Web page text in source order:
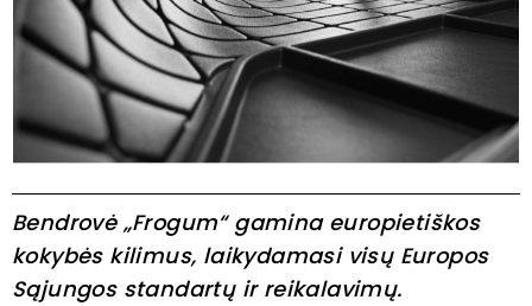
Bendrovė „Frogum“ gamina europietiškos
kokybės kilimus, laikydamasi visų Europos
Sąjungos standartų ir reikalavimų.